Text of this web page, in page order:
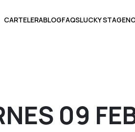
CARTELERABLOGFAQSLUCKY STAGE
09